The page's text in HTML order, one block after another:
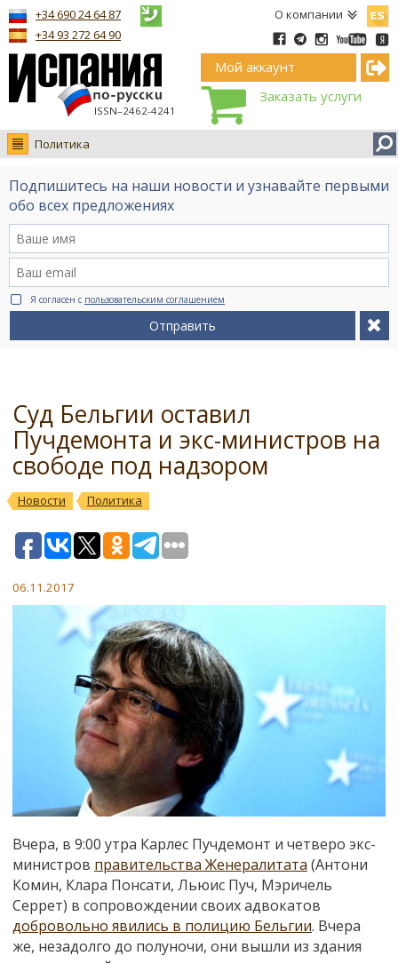
О компании
ISSN–2462-4241
+34 690 24 64 87
+34 93 272 64 90
Мой аккаунт
Заказать услуги
Политика
Новости
Интервью
Видео Ruso.TV
BCN life
Сервис на немецком
Подпишитесь на наши новости и узнавайте первыми
обо всех предложениях
Я согласен с пользовательским соглашением
Отправить
Суд Бельгии оставил
Пучдемонта и экс-министров на
свободе под надзором
Новости Политика
06.11.2017
Вчера, в 9:00 утра Карлес Пучдемонт и четверо экс-
министров правительства Женералитата (Антони
Комин, Клара Понсати, Льюис Пуч, Мэричель
Серрет) в сопровождении своих адвокатов
добровольно явились в полицию Бельгии. Вчера
же, незадолго до полуночи, они вышли из здания